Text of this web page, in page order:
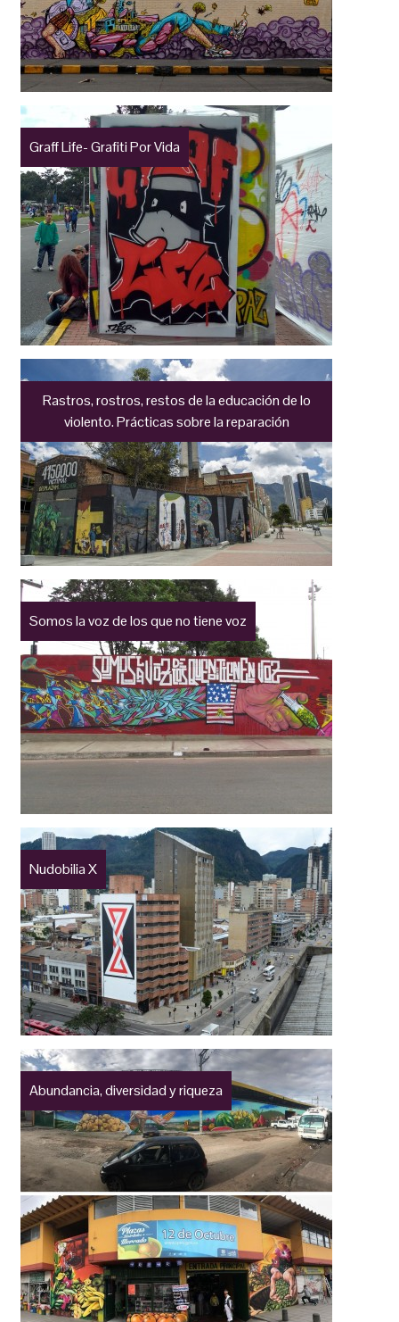
Graff Life- Grafiti Por Vida
Rastros, rostros, restos de la educación de lo
violento. Prácticas sobre la reparación
Somos la voz de los que no tiene voz
Nudobilia X
Abundancia, diversidad y riqueza